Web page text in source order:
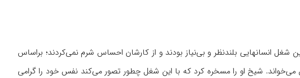
انسانهایی بلندنظر و بی‌نیاز بودند و از کارشان احساس شرم نمی‌کردند؛ براساس
شیخ او را مسخره ‌کرد که با این شغل چطور تصور می‌کند نفس خود را گرامی